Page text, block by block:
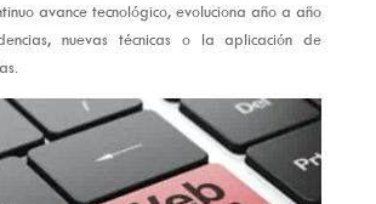
avance tecnológico, evoluciona año a año
nuevas técnicas o la aplicación de